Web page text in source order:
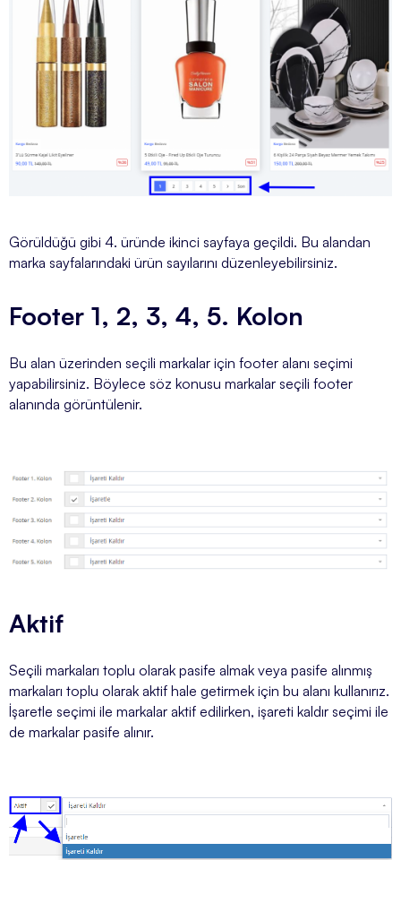
Görüldüğü gibi 4. üründe ikinci sayfaya geçildi. Bu alandan
marka sayfalarındaki ürün sayılarını düzenleyebilirsiniz.
Footer 1, 2, 3, 4, 5. Kolon
Bu alan üzerinden seçili markalar için footer alanı seçimi
yapabilirsiniz. Böylece söz konusu markalar seçili footer
alanında görüntülenir.
Aktif
Seçili markaları toplu olarak pasife almak veya pasife alınmış
markaları toplu olarak aktif hale getirmek için bu alanı kullanırız.
İşaretle seçimi ile markalar aktif edilirken, işareti kaldır seçimi ile
de markalar pasife alınır.